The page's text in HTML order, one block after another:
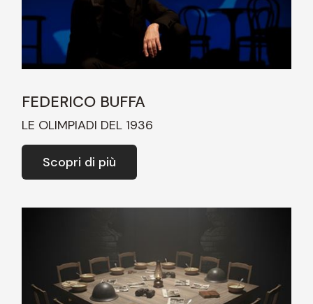
FEDERICO BUFFA
LE OLIMPIADI DEL 1936
Scopri di più